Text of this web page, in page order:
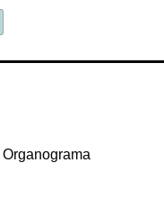
Organograma